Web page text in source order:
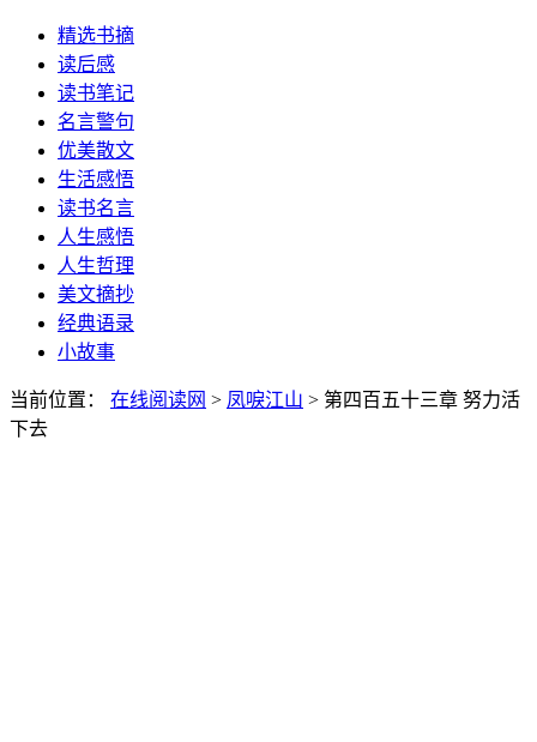
精选书摘
读后感
读书笔记
名言警句
优美散文
生活感悟
读书名言
人生感悟
人生哲理
美文摘抄
经典语录
小故事
当前位置： 在线阅读网 > 凤唳江山 > 第四百五十三章 努力活
下去